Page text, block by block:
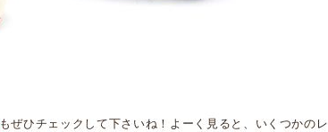
もぜひチェックして下さいね！よーく見ると、いくつかのレ